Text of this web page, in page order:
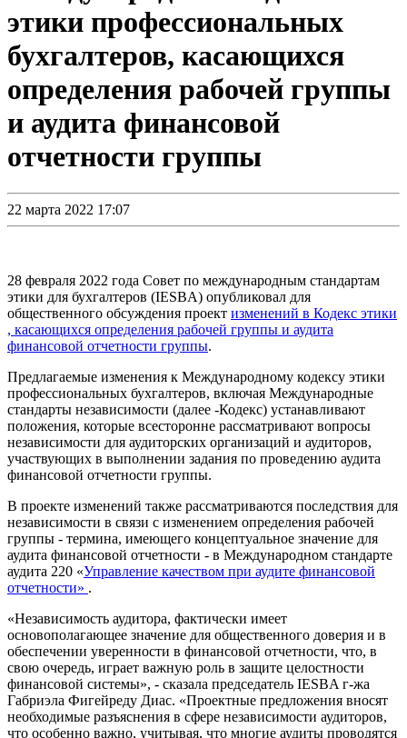
этики профессиональных
бухгалтеров, касающихся
определения рабочей группы
и аудита финансовой
отчетности группы
22 марта 2022 17:07
28 февраля 2022 года Совет по международным стандартам
этики для бухгалтеров (IESBA) опубликовал для
общественного обсуждения проект изменений в Кодекс этики
, касающихся определения рабочей группы и аудита
финансовой отчетности группы.
Предлагаемые изменения к Международному кодексу этики
профессиональных бухгалтеров, включая Международные
стандарты независимости (далее -Кодекс) устанавливают
положения, которые всесторонне рассматривают вопросы
независимости для аудиторских организаций и аудиторов,
участвующих в выполнении задания по проведению аудита
финансовой отчетности группы.
В проекте изменений также рассматриваются последствия для
независимости в связи с изменением определения рабочей
группы - термина, имеющего концептуальное значение для
аудита финансовой отчетности - в Международном стандарте
аудита 220 «Управление качеством при аудите финансовой
отчетности» .
«Независимость аудитора, фактически имеет
основополагающее значение для общественного доверия и в
обеспечении уверенности в финансовой отчетности, что, в
свою очередь, играет важную роль в защите целостности
финансовой системы», - сказала председатель IESBA г-жа
Габриэла Фигейреду Диас. «Проектные предложения вносят
необходимые разъяснения в сфере независимости аудиторов,
что особенно важно, учитывая, что многие аудиты проводятся